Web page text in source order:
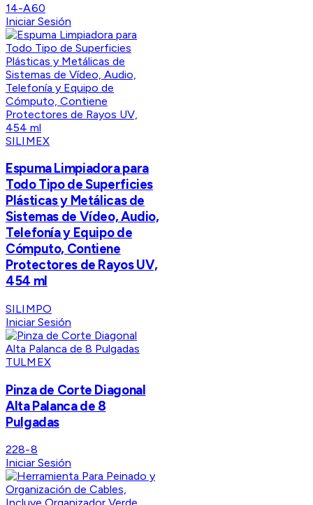
14-A60
Iniciar Sesión
SILIMEX
Espuma Limpiadora para
Todo Tipo de Superficies
Plásticas y Metálicas de
Sistemas de Vídeo, Audio,
Telefonía y Equipo de
Cómputo, Contiene
Protectores de Rayos UV,
454 ml
SILIMPO
Iniciar Sesión
TULMEX
Pinza de Corte Diagonal
Alta Palanca de 8
Pulgadas
228-8
Iniciar Sesión